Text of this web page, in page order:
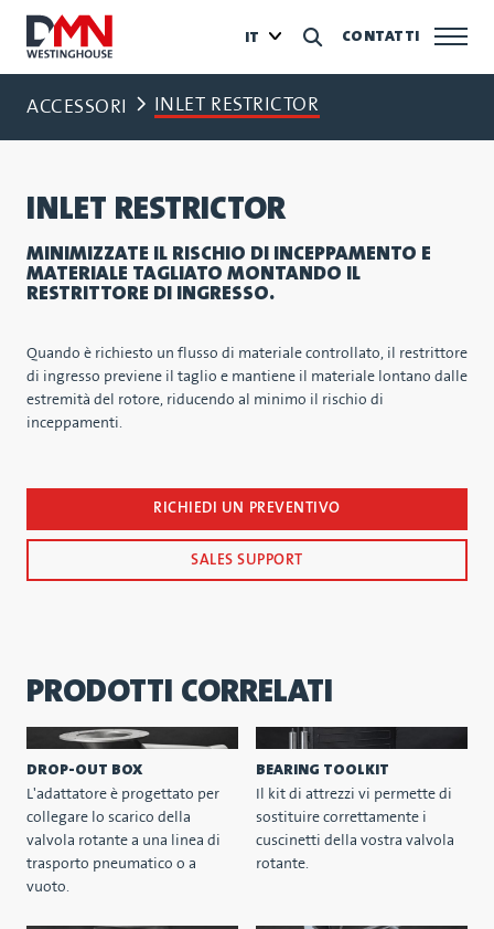
CONTATTI
IT
ACCESSORI INLET RESTRICTOR
INLET RESTRICTOR
MINIMIZZATE IL RISCHIO DI INCEPPAMENTO E
MATERIALE TAGLIATO MONTANDO IL
RESTRITTORE DI INGRESSO.
Quando è richiesto un flusso di materiale controllato, il restrittore
di ingresso previene il taglio e mantiene il materiale lontano dalle
estremità del rotore, riducendo al minimo il rischio di
inceppamenti.
RICHIEDI UN PREVENTIVO
SALES SUPPORT
PRODOTTI CORRELATI
DROP-OUT BOX
L'adattatore è progettato per
collegare lo scarico della
valvola rotante a una linea di
trasporto pneumatico o a
vuoto.
BEARING TOOLKIT
Il kit di attrezzi vi permette di
sostituire correttamente i
cuscinetti della vostra valvola
rotante.